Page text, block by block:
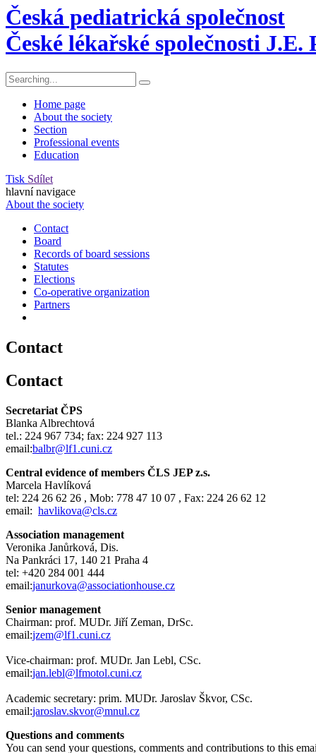
Česká pediatrická společnost
České lékařské společnosti J.E.
Home page
About the society
Section
Professional events
Education
Tisk Sdílet
hlavní navigace
About the society
Contact
Board
Records of board sessions
Statutes
Elections
Co-operative organization
Partners
Contact
Contact
Secretariat ČPS
Blanka Albrechtová
tel.: 224 967 734; fax: 224 927 113
email:balbr@lf1.cuni.cz
Central evidence of members ČLS JEP z.s.
Marcela Havlíková
tel: 224 26 62 26 , Mob: 778 47 10 07 , Fax: 224 26 62 12
email: havlikova@cls.cz
Association management
Veronika Janůrková, Dis.
Na Pankráci 17, 140 21 Praha 4
tel: +420 284 001 444
email:janurkova@associationhouse.cz
Senior management
Chairman: prof. MUDr. Jiří Zeman, DrSc.
email:jzem@lf1.cuni.cz
Vice-chairman: prof. MUDr. Jan Lebl, CSc.
email:jan.lebl@lfmotol.cuni.cz
Academic secretary: prim. MUDr. Jaroslav Škvor, CSc.
email:jaroslav.skvor@mnul.cz
Questions and comments
You can send your questions, comments and contributions to this